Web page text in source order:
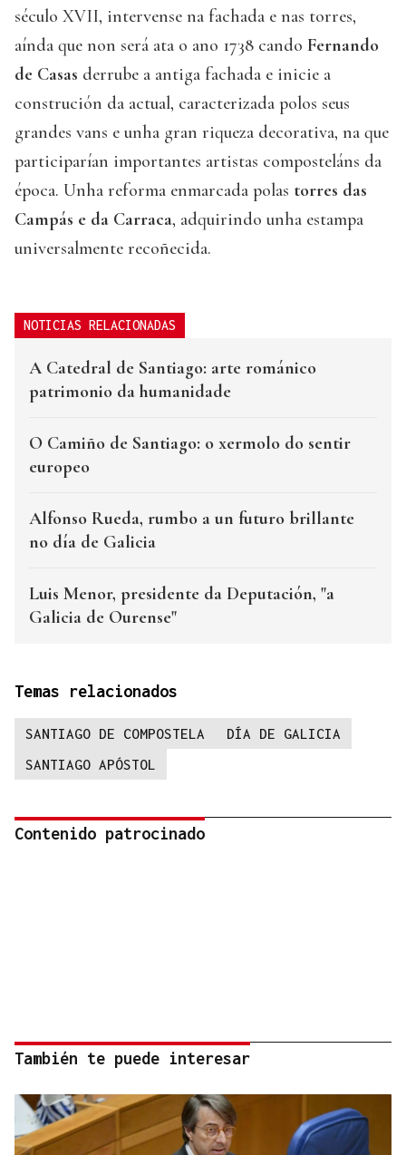
século XVII, intervense na fachada e nas torres,
aínda que non será ata o ano 1738 cando Fernando
de Casas derrube a antiga fachada e inicie a
construción da actual, caracterizada polos seus
grandes vans e unha gran riqueza decorativa, na que
participarían importantes artistas composteláns da
época. Unha reforma enmarcada polas torres das
Campás e da Carraca, adquirindo unha estampa
universalmente recoñecida.
NOTICIAS RELACIONADAS
A Catedral de Santiago: arte románico
patrimonio da humanidade
O Camiño de Santiago: o xermolo do sentir
europeo
Alfonso Rueda, rumbo a un futuro brillante
no día de Galicia
Luis Menor, presidente da Deputación, "a
Galicia de Ourense"
Temas relacionados
SANTIAGO DE COMPOSTELA
DÍA DE GALICIA
SANTIAGO APÓSTOL
Contenido patrocinado
También te puede interesar